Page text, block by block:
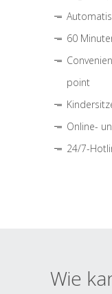
60
point
Online-
24/7-
Wie